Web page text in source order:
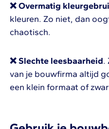
❌ Overmatig
kleuren. Zo niet, dan
chaotisch.
❌ Slechte leesbaarheid.
van je bouwfirma altijd
een klein formaat of